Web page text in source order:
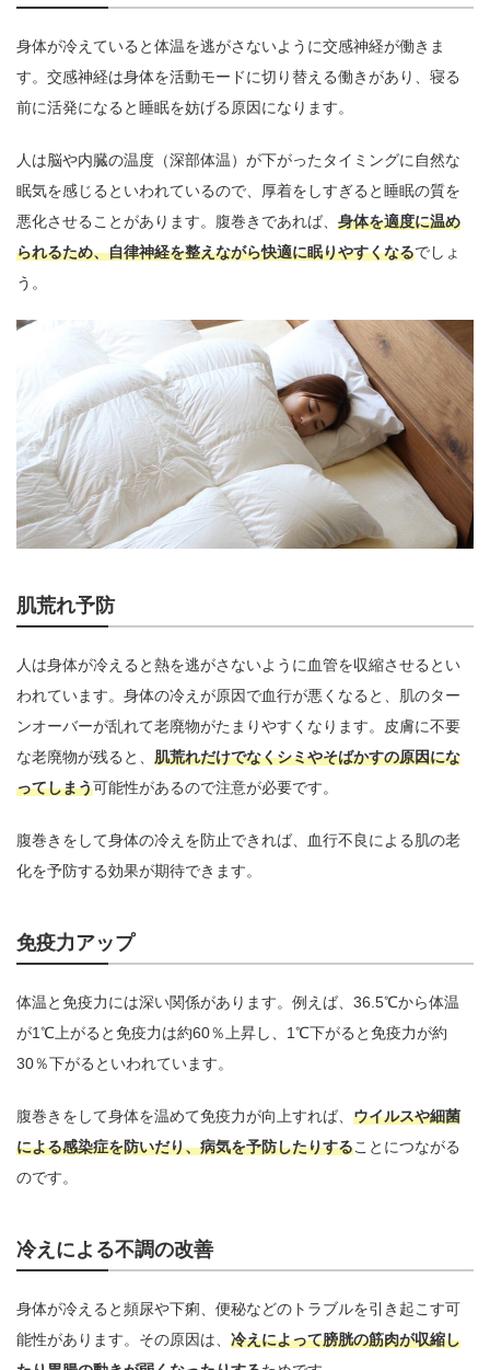
身体が冷えていると体温を逃がさないように交感神経が働きま
す。交感神経は身体を活動モードに切り替える働きがあり、寝る
前に活発になると睡眠を妨げる原因になります。
人は脳や内臓の温度（深部体温）が下がったタイミングに自然な
眠気を感じるといわれているので、厚着をしすぎると睡眠の質を
悪化させることがあります。腹巻きであれば、 身体を適度に温め
られるため、自律神経を整えながら快適に眠りやすくなるでしょ
う。
肌荒れ予防
人は身体が冷えると熱を逃がさないように血管を収縮させるとい
われています。身体の冷えが原因で血行が悪くなると、肌のター
ンオーバーが乱れて老廃物がたまりやすくなります。皮膚に不要
な老廃物が残ると、 肌荒れだけでなくシミやそばかすの原因にな
ってしまう可能性があるので注意が必要です。
腹巻きをして身体の冷えを防止できれば、血行不良による肌の老
化を予防する効果が期待できます。
免疫力アップ
体温と免疫力には深い関係があります。例えば、36.5℃から体温
が1℃上がると免疫力は約60％上昇し、1℃下がると免疫力が約
30％下がるといわれています。
腹巻きをして身体を温めて免疫力が向上すれば、 ウイルスや細菌
による感染症を防いだり、病気を予防したりすることにつながる
のです。
冷えによる不調の改善
身体が冷えると頻尿や下痢、便秘などのトラブルを引き起こす可
能性があります。その原因は、 冷えによって膀胱の筋肉が収縮し